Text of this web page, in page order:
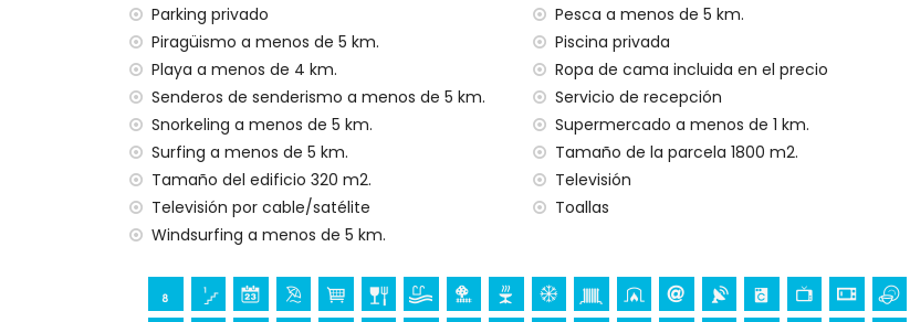
mesa de billar y ping-pong
calefacción central y aire acondicionado
Instalaciones y servicios con costo adicional
Entretenimiento y actividades de ocio para sus vacaciones en Jávea, Costa Blanca
discoteca, bar y paseo marítimo (Paseo Marítimo) (a menos de 5 kilómetros de la casa)
Lugares de interés y cultura en Jávea, Costa Blanca
Viento, Jávea), monumento (Pueblo de Jávea, Jávea), edificio arquitectónico (Pueblo de Jávea,
Jávea), lugar histórico (Pueblo de Jávea y Jávea) (a menos de 5 kilómetros del alojamiento)
Parking privado
Pesca a menos de 5 km.
Piragüismo a menos de 5 km.
Piscina privada
Playa a menos de 4 km.
Ropa de cama incluida en el precio
Senderos de senderismo a menos de 5 km.
Servicio de recepción
Snorkeling a menos de 5 km.
Supermercado a menos de 1 km.
Surfing a menos de 5 km.
Tamaño de la parcela 1800 m2.
Tamaño del edificio 320 m2.
Televisión
Televisión por cable/satélite
Toallas
Windsurfing a menos de 5 km.